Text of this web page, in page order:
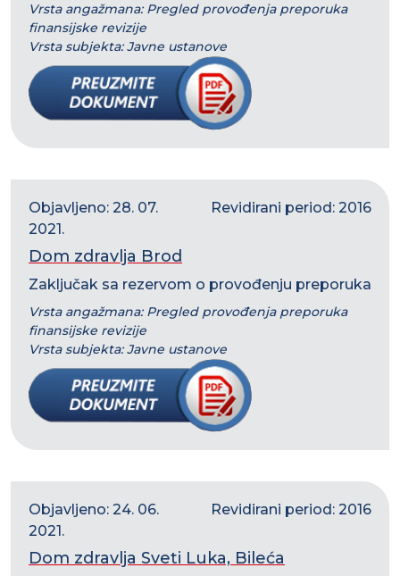
Vrsta angažmana: Pregled provođenja preporuka
finansijske revizije
Vrsta subjekta: Javne ustanove
Objavljeno: 28. 07.
2021.
Revidirani period: 2016
Dom zdravlja Brod
Zaključak sa rezervom o provođenju preporuka
Vrsta angažmana: Pregled provođenja preporuka
finansijske revizije
Vrsta subjekta: Javne ustanove
Objavljeno: 24. 06.
2021.
Revidirani period: 2016
Dom zdravlja Sveti Luka, Bileća